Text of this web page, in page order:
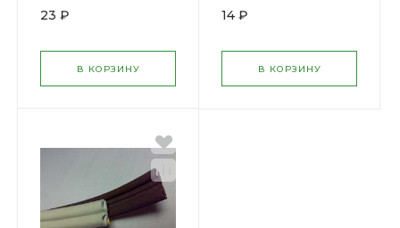
23 ₽
В КОРЗИНУ
14 ₽
В КОРЗИНУ